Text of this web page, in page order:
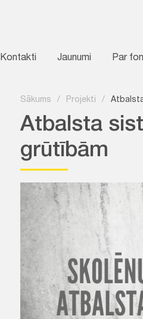
Kontakti Jaunumi Par
Sākums / Projekti /
Atbalsta
grūtībām